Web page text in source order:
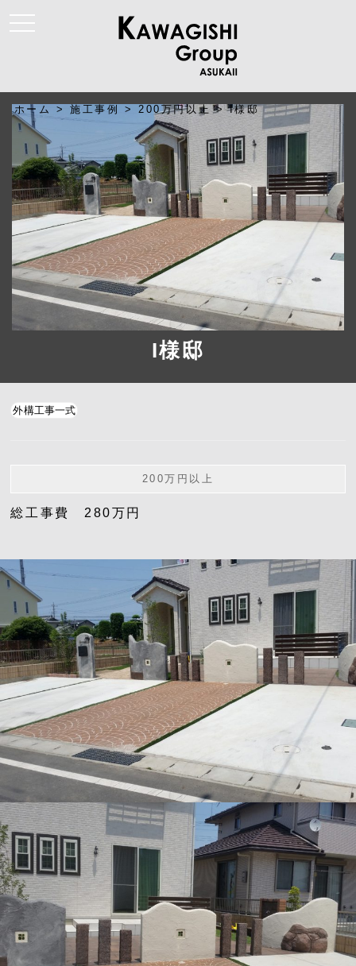
t
o
n
a
v
i
a
t
i
o
n
ホーム >施工事例 > 200万円以上 >I様邸
I様邸
外構工事一式
200万円以上
総工事費 280万円